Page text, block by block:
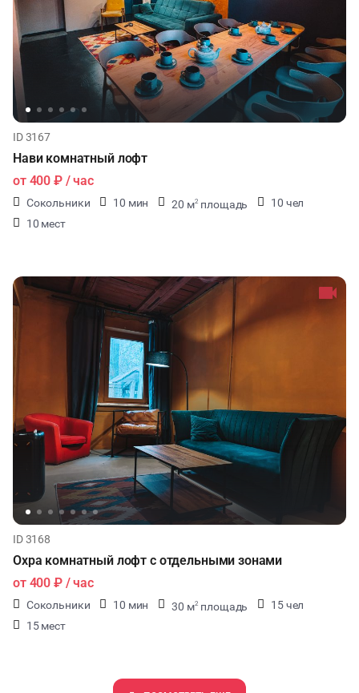
ID 3167
Нави комнатный лофт
от 400 ₽/ час
Сокольники 10 мин 20 м2 площадь
10 чел
10 мест
ID 3168
Охра комнатный лофт с отдельными зонами
от 400 ₽/ час
Сокольники 10 мин 30 м2 площадь
15 чел
15 мест